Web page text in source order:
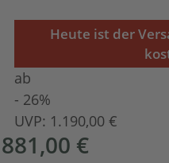
Heute ist der
ab
- 26%
UVP: 1.190,00 €
881,00 €